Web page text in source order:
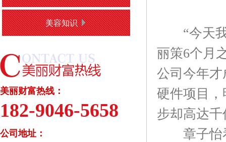
美容知识
美丽财富热线：
182-9046-5658
公司地址：
“今天我
丽策6个月
公司今年
硬件项目
步却高达
章子怡看